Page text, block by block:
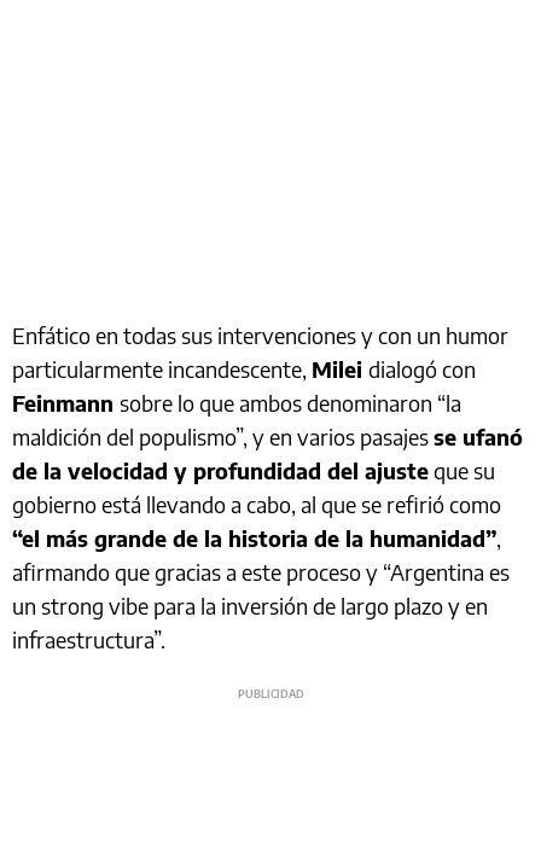
Enfático en todas sus intervenciones y con un humor
particularmente incandescente, Milei dialogó con
Feinmann sobre lo que ambos denominaron “la
maldición del populismo”, y en varios pasajesse ufanó
de la velocidad y profundidad del ajusteque su
gobierno está llevando a cabo, al que se refirió como
“el más grande de la historia de la humanidad”,
afirmando que gracias a este proceso y “Argentina es
un strong vibe para la inversión de largo plazo y en
infraestructura”.